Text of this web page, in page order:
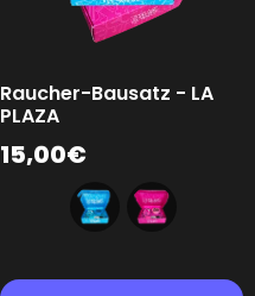
Raucher-Bausatz - LA
PLAZA
15,00€